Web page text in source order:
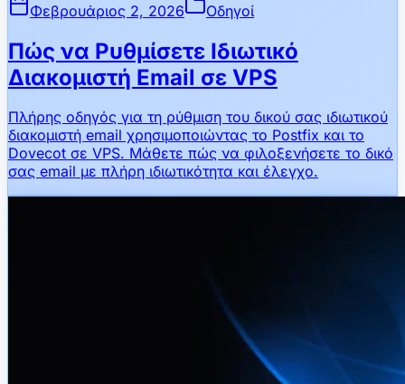
Φεβρουάριος 2, 2026 Οδηγοί
Πώς να Ρυθμίσετε Ιδιωτικό
Διακομιστή Email σε VPS
Πλήρης οδηγός για τη ρύθμιση του δικού σας ιδιωτικού
διακομιστή email χρησιμοποιώντας το Postfix και το
Dovecot σε VPS. Μάθετε πώς να φιλοξενήσετε το δικό
σας email με πλήρη ιδιωτικότητα και έλεγχο.